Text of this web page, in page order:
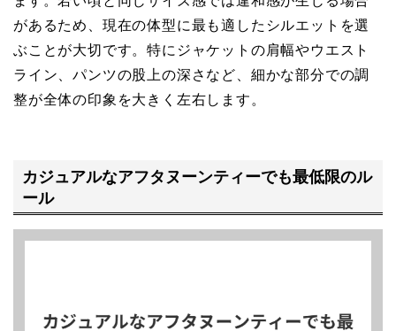
があるため、現在の体型に最も適したシルエットを選
ぶことが大切です。特にジャケットの肩幅やウエスト
ライン、パンツの股上の深さなど、細かな部分での調
整が全体の印象を大きく左右します。
カジュアルなアフタヌーンティーでも最低限のル
ール